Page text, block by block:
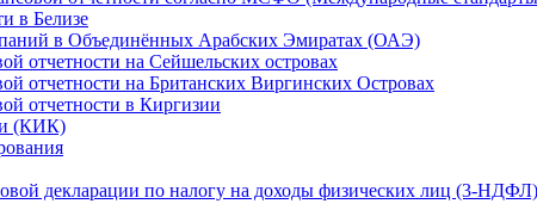
в Белизе
в Объединённых Арабских Эмиратах (ОАЭ)
отчетности на Сейшельских островах
отчетности на Британских Виргинских Островах
отчетности в Киргизии
(КИК)
декларации по налогу на доходы физических лиц (3-НДФЛ)